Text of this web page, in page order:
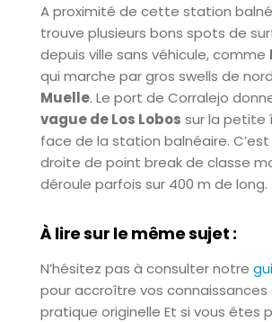
A proximité de cette station
trouve plusieurs bons spots de
depuis ville sans véhicule, comme
qui marche par gros swells de
Muelle. Le port de Corralejo
vague de Los Lobos sur la petite
face de la station balnéaire.
droite de point break de classe
déroule parfois sur 400 m de long.
À lire sur le même sujet :
N’hésitez pas à consulter notre
pour accroître vos
pratique originelle Et si vous êtes